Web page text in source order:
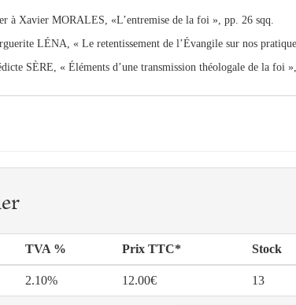
à Xavier MORALES, «L’entremise de la foi », pp. 26 sqq.
LÉNA, « Le retentissement de l’Évangile sur nos
SÈRE, « Éléments d’une transmission théologale de la foi
TVA % Prix TTC* Stock
2.10% 12.00€ 13